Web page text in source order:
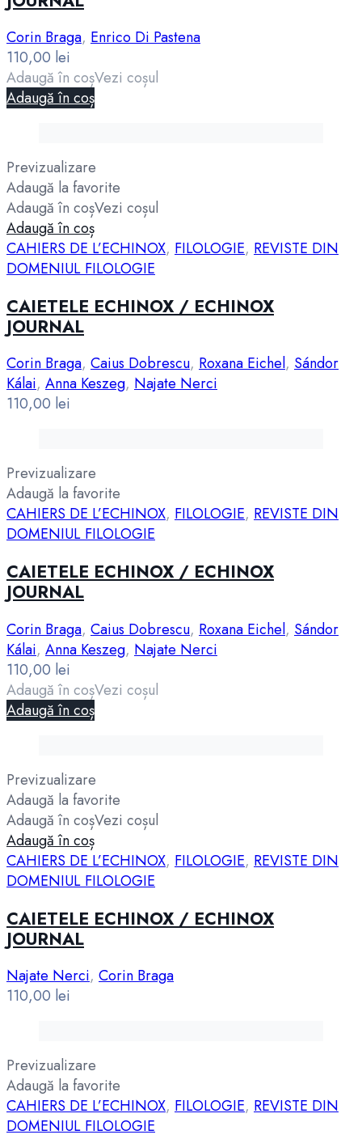
Corin Braga, Enrico Di Pastena
110,00 lei
Adaugă în coșVezi coșul
Adaugă în coș
Previzualizare
Adaugă la favorite
Adaugă în coșVezi coșul
Adaugă în coș
CAHIERS DE L’ECHINOX, FILOLOGIE, REVISTE DIN
DOMENIUL FILOLOGIE
CAIETELE ECHINOX / ECHINOX
JOURNAL
Corin Braga, Caius Dobrescu, Roxana Eichel, Sándor
Kálai, Anna Keszeg, Najate Nerci
110,00 lei
Previzualizare
Adaugă la favorite
CAHIERS DE L’ECHINOX, FILOLOGIE, REVISTE DIN
DOMENIUL FILOLOGIE
CAIETELE ECHINOX / ECHINOX
JOURNAL
Corin Braga, Caius Dobrescu, Roxana Eichel, Sándor
Kálai, Anna Keszeg, Najate Nerci
110,00 lei
Adaugă în coșVezi coșul
Adaugă în coș
Previzualizare
Adaugă la favorite
Adaugă în coșVezi coșul
Adaugă în coș
CAHIERS DE L’ECHINOX, FILOLOGIE, REVISTE DIN
DOMENIUL FILOLOGIE
CAIETELE ECHINOX / ECHINOX
JOURNAL
Najate Nerci, Corin Braga
110,00 lei
Previzualizare
Adaugă la favorite
CAHIERS DE L’ECHINOX, FILOLOGIE, REVISTE DIN
DOMENIUL FILOLOGIE